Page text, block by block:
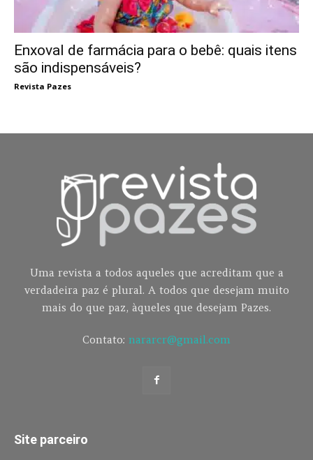
Enxoval de farmácia para o bebê: quais itens
são indispensáveis?
Revista Pazes
Uma revista a todos aqueles que acreditam que a
verdadeira paz é plural. A todos que desejam muito
mais do que paz, àqueles que desejam Pazes.
Contato: nararcr@gmail.com
Site parceiro